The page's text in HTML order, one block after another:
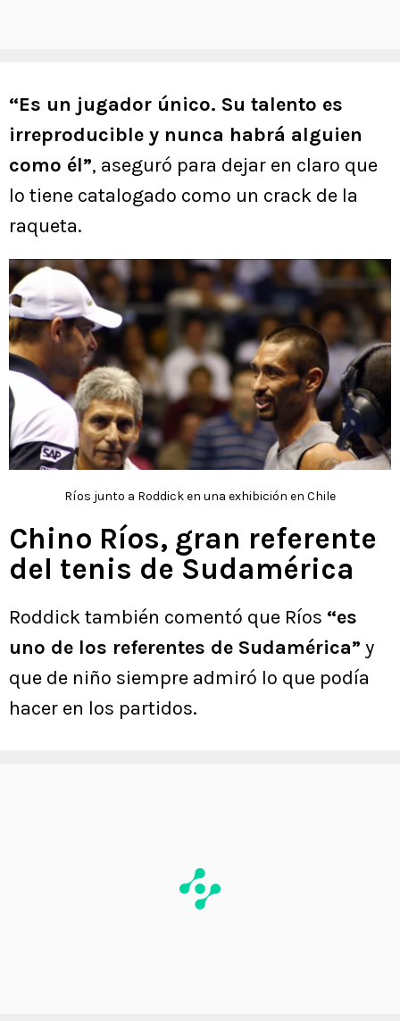
“Es un jugador único. Su talento es
irreproducible y nunca habrá alguien
como él”, aseguró para dejar en claro que
lo tiene catalogado como un crack de la
raqueta.
Ríos junto a Roddick en una exhibición en Chile
Chino Ríos, gran referente
del tenis de Sudamérica
Roddick también comentó que Ríos “es
uno de los referentes de Sudamérica” y
que de niño siempre admiró lo que podía
hacer en los partidos.